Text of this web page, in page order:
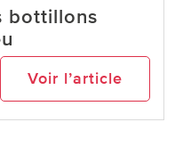
bottillons
Voir l’article